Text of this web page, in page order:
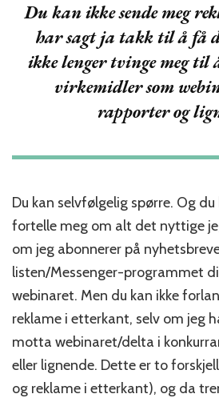
Du kan ikke sende meg
har sagt ja takk til å få
ikke lenger tvinge meg til
virkemidler som
rapporter og
Du kan selvfølgelig spørre. Og
fortelle meg om alt det nyttige
om jeg abonnerer på
listen/Messenger-programmet
webinaret. Men du kan ikke
reklame i etterkant, selv om jeg
motta webinaret/delta i
eller lignende. Dette er to
og reklame i etterkant), og da